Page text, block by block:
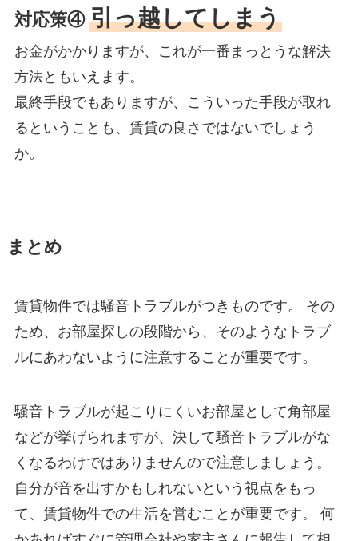
対応策④ 引っ越してしまう
お金がかかりますが、これが一番まっとうな解決
方法ともいえます。
最終手段でもありますが、こういった手段が取れ
るということも、賃貸の良さではないでしょう
か。
まとめ
賃貸物件では騒音トラブルがつきものです。 その
ため、お部屋探しの段階から、そのようなトラブ
ルにあわないように注意することが重要です。
騒音トラブルが起こりにくいお部屋として角部屋
などが挙げられますが、決して騒音トラブルがな
くなるわけではありませんので注意しましょう。
自分が音を出すかもしれないという視点をもっ
て、賃貸物件での生活を営むことが重要です。 何